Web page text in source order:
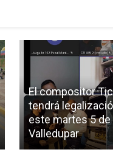
El compositor
tendrá
este martes 5 de
Valledupar